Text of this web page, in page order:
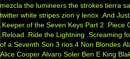
mezcla the lumineers the strokes tierra
twitter white stripes zion y lenox .And
.Keeper of the Seven Keys Part 2
.Piece
.Reload
.Ride the Lightning .Screaming
of a Seventh Son 3 rios 4 Non Blondes
Alice Cooper Alvaro Soler Ben E King